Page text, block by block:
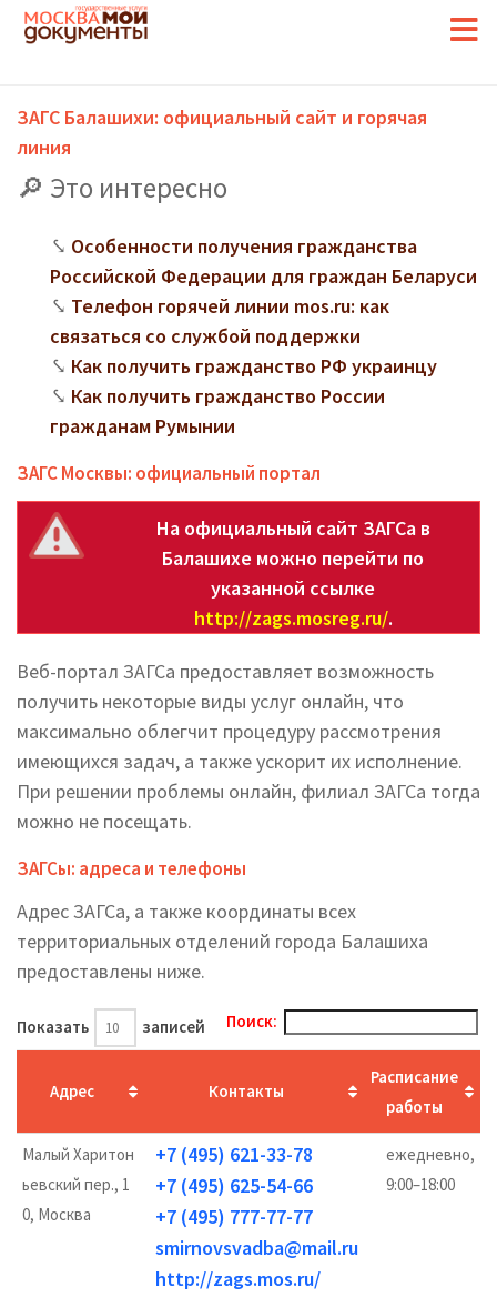
ЗАГС Балашихи: официальный сайт и горячая
линия
Это интересно
Особенности получения гражданства
Российской Федерации для граждан Беларуси
Телефон горячей линии mos.ru: как
связаться со службой поддержки
Как получить гражданство РФ украинцу
Как получить гражданство России
гражданам Румынии
ЗАГС Москвы: официальный портал
На официальный сайт ЗАГСа в
Балашихе можно перейти по
указанной ссылке
http://zags.mosreg.ru/.
Веб-портал ЗАГСа предоставляет возможность
получить некоторые виды услуг онлайн, что
максимально облегчит процедуру рассмотрения
имеющихся задач, а также ускорит их исполнение.
При решении проблемы онлайн, филиал ЗАГСа тогда
можно не посещать.
ЗАГСы: адреса и телефоны
Адрес ЗАГСа, а также координаты всех
территориальных отделений города Балашиха
предоставлены ниже.
Показать записей Поиск:
Адрес Контакты
Расписание
работы
Малый Харитон
ьевский пер., 1
0, Москва
+7 (495) 621-33-78
+7 (495) 625-54-66
+7 (495) 777-77-77
smirnovsvadba@mail.ru
http://zags.mos.ru/
ежедневно,
9:00–18:00